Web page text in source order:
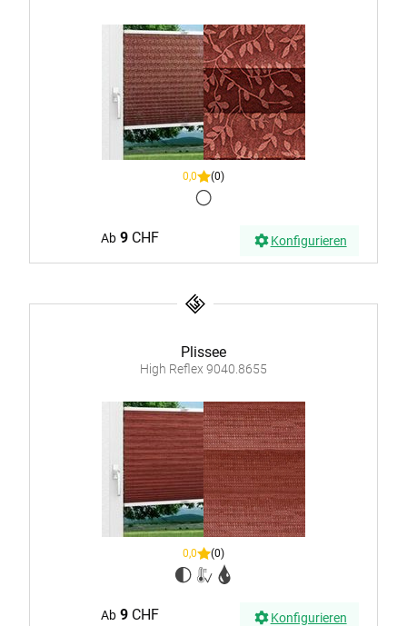
0,0 (0)
Ab 9CHF Konfigurieren
Plissee
High Reflex 9040.8655
0,0 (0)
Ab 9CHF Konfigurieren